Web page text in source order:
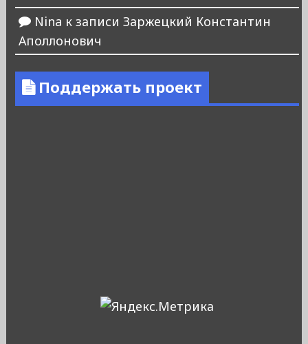
Nina к записи Заржецкий Константин
Аполлонович
Поддержать проект